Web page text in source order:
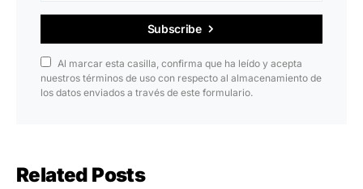
Subscribe
Al marcar esta casilla, confirma que ha leído y acepta
nuestros términos de uso con respecto al almacenamiento de
los datos enviados a través de este formulario.
Related Posts